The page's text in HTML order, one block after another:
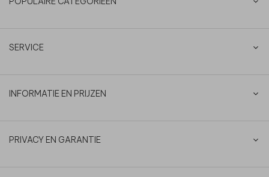
SERVICE
INFORMATIE EN PRIJZEN
PRIVACY EN GARANTIE